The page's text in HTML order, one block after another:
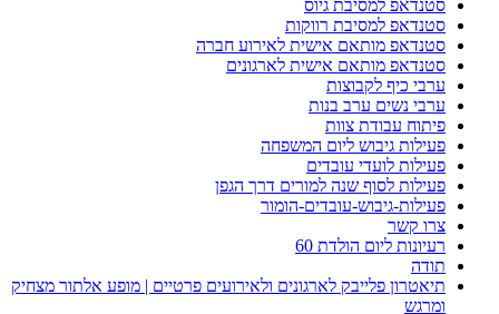
סטנדאפ למסיבת גיוס
סטנדאפ למסיבת רווקות
סטנדאפ מותאם אישית לאירוע חברה
סטנדאפ מותאם אישית לארגונים
ערבי כיף לקבוצות
ערבי נשים ערב בנות
פיתוח עבודת צוות
פעילות גיבוש ליום המשפחה
פעילות לועדי עובדים
פעילות לסוף שנה למורים דרך הגפן
פעילות-גיבוש-עובדים-הומור
צרו קשר
רעיונות ליום הולדת 60
תודה
תיאטרון פלייבק לארגונים ולאירועים פרטיים | מופע אלתור מצחיק
ומרגש